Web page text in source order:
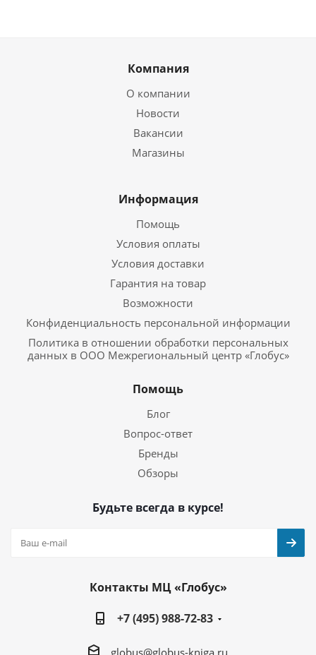
Компания
О компании
Новости
Вакансии
Магазины
Информация
Помощь
Условия оплаты
Условия доставки
Гарантия на товар
Возможности
Конфиденциальность персональной информации
Политика в отношении обработки персональных
данных в ООО Межрегиональный центр «Глобус»
Помощь
Блог
Вопрос-ответ
Бренды
Обзоры
Будьте всегда в курсе!
Контакты МЦ «Глобус»
+7 (495) 988-72-83
globus@globus-kniga.ru